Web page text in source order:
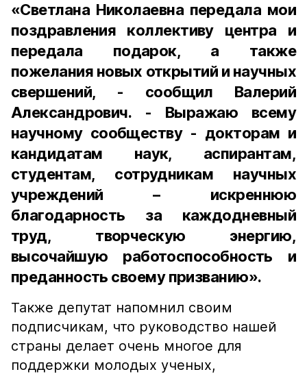
«Светлана Николаевна передала мои
поздравления коллективу центра и
передала подарок, а также
пожелания новых открытий и научных
свершений, - сообщил Валерий
Александрович. - Выражаю всему
научному сообществу - докторам и
кандидатам наук, аспирантам,
студентам, сотрудникам научных
учреждений – искреннюю
благодарность за каждодневный
труд, творческую энергию,
высочайшую работоспособность и
преданность своему призванию».
Также депутат напомнил своим
подписчикам, что руководство нашей
страны делает очень многое для
поддержки молодых ученых,